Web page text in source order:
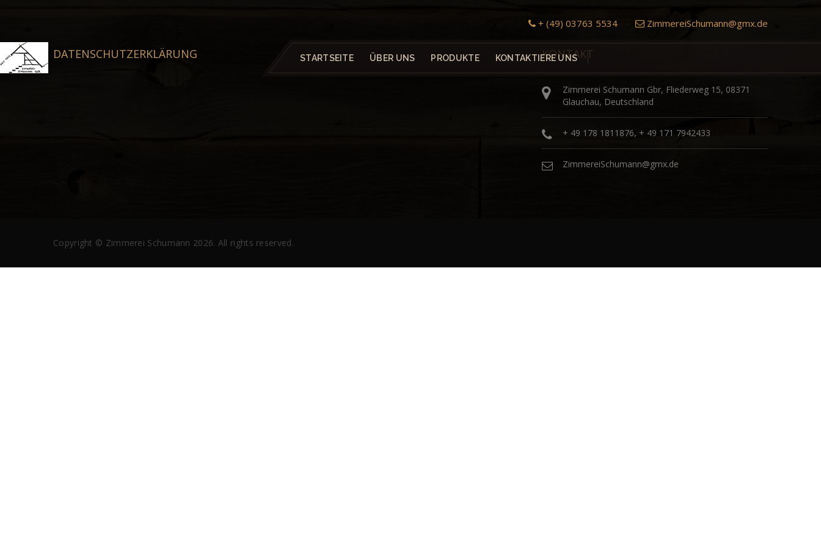
+ (49) 03763 5534 ZimmereiSchumann@gmx.de
STARTSEITE ÜBER UNS PRODUKTE KONTAKTIERE UNS
DATENSCHUTZERKLÄRUNG KONTAKT
Zimmerei Schumann Gbr, Fliederweg 15, 08371
Glauchau, Deutschland
+ 49 178 1811876, + 49 171 7942433
ZimmereiSchumann@gmx.de
Copyright © Zimmerei Schumann 2026. All rights reserved.